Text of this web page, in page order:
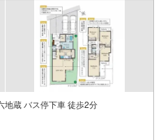
全力でサポートさせて頂きます。
ライフプランのご提案をさせて
ご相談ください。
地蔵 バス停下車 徒歩2分